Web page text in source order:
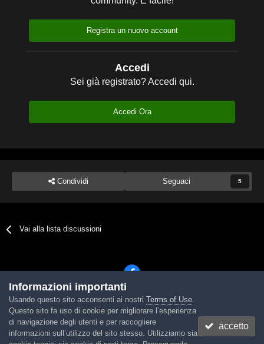
Registra un nuovo account
Accedi
Sei già registrato? Accedi qui.
Accedi Ora
Condividi Seguaci 5
Vai alla lista discussioni
Lingua Tema Contattaci Cookies
Powered by Invision Community
Informazioni importanti
Usando questo sito acconsenti ai nostri Terms of Use.
Questo sito fa uso di cookie per migliorare l’esperienza
di navigazione degli utenti e per raccogliere
informazioni sull’utilizzo del sito stesso. Utilizziamo sia
accetto